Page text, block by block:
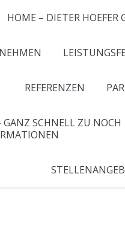
HOME – DIETER HOEFER
REFERENZEN
SCHNELL ZU NOCH